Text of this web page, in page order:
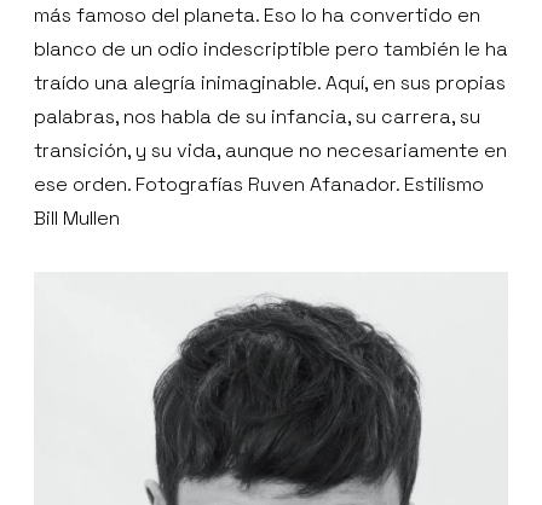
más famoso del planeta. Eso lo ha convertido en
blanco de un odio indescriptible pero también le ha
traído una alegría inimaginable. Aquí, en sus propias
palabras, nos habla de su infancia, su carrera, su
transición, y su vida, aunque no necesariamente en
ese orden. Fotografías Ruven Afanador. Estilismo
Bill Mullen